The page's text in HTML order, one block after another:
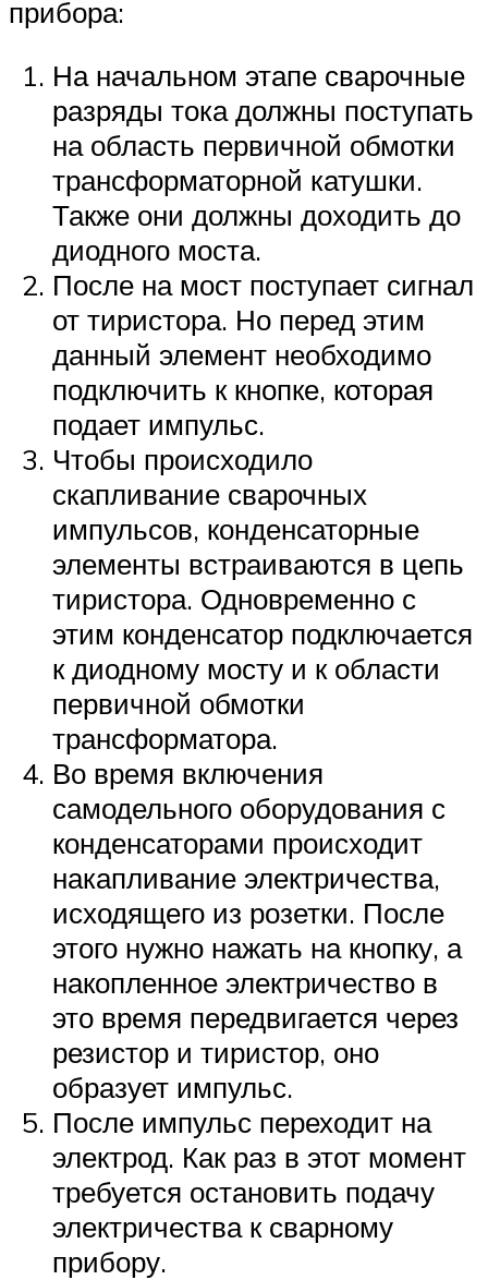
прибора:
На начальном этапе сварочные
разряды тока должны поступать
на область первичной обмотки
трансформаторной катушки.
Также они должны доходить до
диодного моста.
После на мост поступает сигнал
от тиристора. Но перед этим
данный элемент необходимо
подключить к кнопке, которая
подает импульс.
Чтобы происходило
скапливание сварочных
импульсов, конденсаторные
элементы встраиваются в цепь
тиристора. Одновременно с
этим конденсатор подключается
к диодному мосту и к области
первичной обмотки
трансформатора.
Во время включения
самодельного оборудования с
конденсаторами происходит
накапливание электричества,
исходящего из розетки. После
этого нужно нажать на кнопку, а
накопленное электричество в
это время передвигается через
резистор и тиристор, оно
образует импульс.
После импульс переходит на
электрод. Как раз в этот момент
требуется остановить подачу
электричества к сварному
прибору.